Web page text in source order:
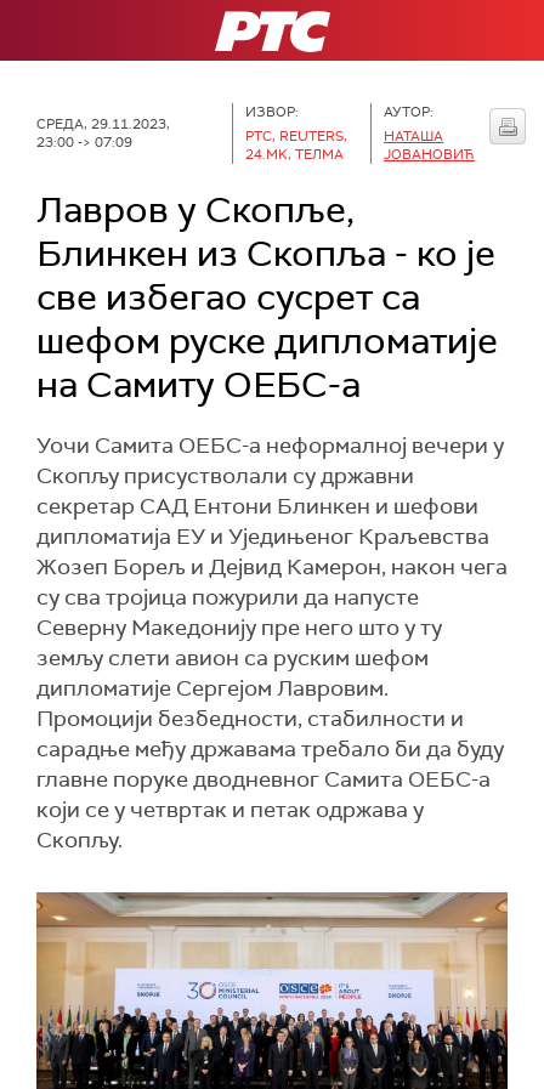
РТС
СРЕДА, 29.11.2023,
23:00 -> 07:09
ИЗВОР:
РТС, REUTERS,
24.MK, ТЕЛМА
АУТОР:
НАТАША
ЈОВАНОВИЋ
Лавров у Скопље,
Блинкен из Скопља - ко је
све избегао сусрет са
шефом руске дипломатије
на Самиту ОЕБС-а
Уочи Самита ОЕБС-а неформалној вечери у
Скопљу присустволали су државни
секретар САД Ентони Блинкен и шефови
дипломатија ЕУ и Уједињеног Краљевства
Жозеп Борељ и Дејвид Камерон, након чега
су сва тројица пожурили да напусте
Северну Македонију пре него што у ту
земљу слети авион са руским шефом
дипломатије Сергејом Лавровим.
Промоцији безбедности, стабилности и
сарадње међу државама требало би да буду
главне поруке дводневног Самита ОЕБС-а
који се у четвртак и петак одржава у
Скопљу.